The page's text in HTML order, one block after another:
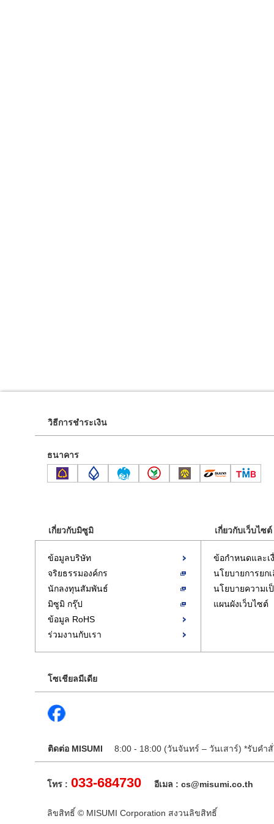
วิธีการชำระเงิน
ธนาคาร
เกี่ยวกับมิซูมิ เกี่ยวกับเว็บไซต์
ข้อมูลบริษัท
จริยธรรมองค์กร
นักลงทุนสัมพันธ์
มิซูมิ กรุ๊ป
ข้อมูล RoHS
ร่วมงานกับเรา
ข้อกำหนดและเ
นโยบายการยก
นโยบายความเ
แผนผังเว็บไซต์
โซเชียลมีเดีย
ติดต่อ MISUMI 8:00 - 18:00 (วันจันทร์ – วันเสาร์) *รับคำ
โทร : 033-684730 อีเมล : cs@misumi.co.th
ลิขสิทธิ์ © MISUMI Corporation สงวนลิขสิทธิ์